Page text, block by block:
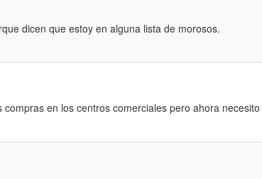
dicen que estoy en alguna lista de morosos.
en los centros comerciales pero ahora necesito